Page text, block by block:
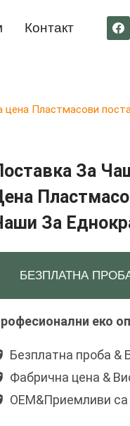
Контакт
Пластмасови
За
За
БЕЗПЛАТНА
еко
Безплатна проба &
Фабрична цена &
OEM&Приемливи са